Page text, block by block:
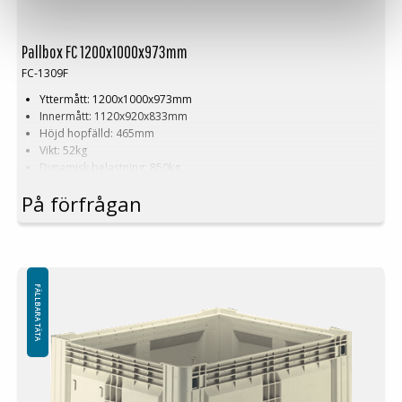
Pallbox FC 1200x1000x973mm
FC-1309F
Yttermått: 1200x1000x973mm
Innermått: 1120x920x833mm
Höjd hopfälld: 465mm
Vikt: 52kg
Dynamisk belastning: 850kg
Material: HDPE
Standardfärg: Naturvit på svart bas
Minsta beställning: 15st
På förfrågan
FÄLLBARA TÄTA